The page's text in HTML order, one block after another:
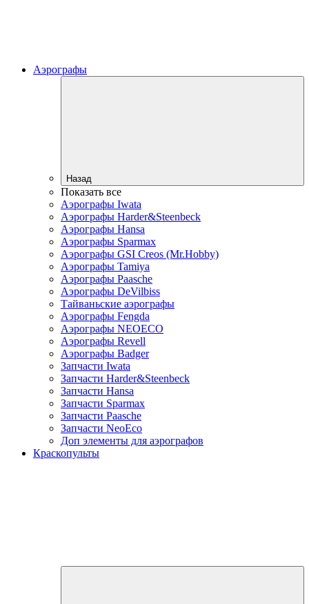
Аэрографы
Назад
Показать все
Аэрографы Iwata
Аэрографы Harder&Steenbeck
Аэрографы Hansa
Аэрографы Sparmax
Аэрографы GSI Creos (Mr.Hobby)
Аэрографы Tamiya
Аэрографы Paasche
Аэрографы DeVilbiss
Тайваньские аэрографы
Аэрографы Fengda
Аэрографы NEOECO
Аэрографы Revell
Аэрографы Badger
Запчасти Iwata
Запчасти Harder&Steenbeck
Запчасти Hansa
Запчасти Sparmax
Запчасти Paasche
Запчасти NeoEco
Доп элементы для аэрографов
Краскопульты